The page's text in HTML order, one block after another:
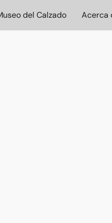
del Calzado Acerca